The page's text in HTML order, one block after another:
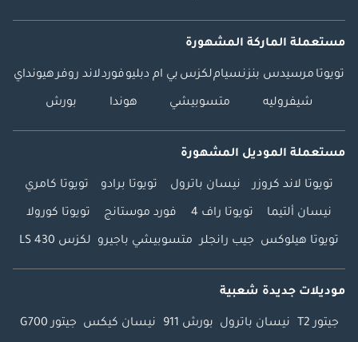
مستعملة الماركة المشهورة
تويوتا مرسيدس بنزنسياملكزس بي ام دبليوفوردلاند روفرهيونداي
شيفروليه متسوبيشي هوندا بورش
مستعملة الموديل المشهورة
تويوتا لاند كروزر نيسان باترول تويوتا برادو تويوتا كامري
نيسان ألتيما تويوتا راف 4 فورد موستانج تويوتا كورولا
تويوتا هيلوكس جيب رانجلر متسوبيشي باجيرو لكزس LS 430
موديلات جديدة شعبية
جيتور T2 نيسان باترول بورش 911 نيسان كيكس جيتور G700